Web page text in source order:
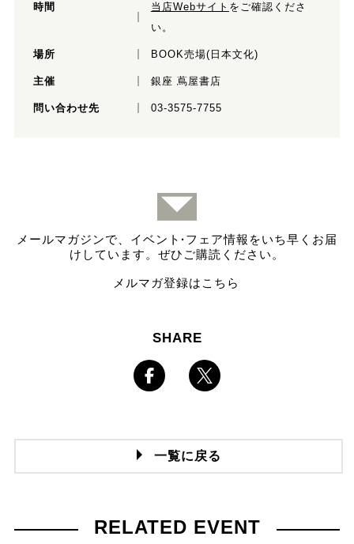
時間 当店Webサイト をご確認くださ
い。
場所 BOOK売場(日本文化)
主催 銀座 蔦屋書店
問い合わせ先 03-3575-7755
メールマガジンで、イベント ·フェア情報をいち早くお届
けしています。ぜひご購読ください。
メルマガ登録はこちら
SHARE
一覧に戻る
RELATED EVENT